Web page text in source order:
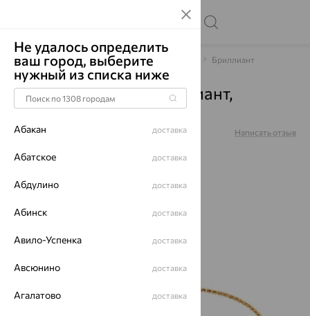
Главная Каталог Браслеты декоративные Бриллиант
Браслет, золото, бриллиант,
1050248
Артикул: Написать отзыв
Не удалось определить
ваш город, выберите
нужный из списка ниже
Абакан доставка
Абатское доставка
Абдулино доставка
Абинск доставка
Авило-Успенка доставка
Авсюнино доставка
Агалатово доставка